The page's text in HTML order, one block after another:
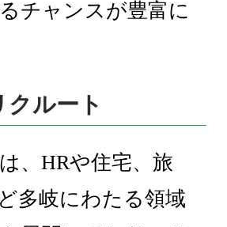
チャンスが豊富に
クルート
、HRや住宅、旅
多岐にわたる領域